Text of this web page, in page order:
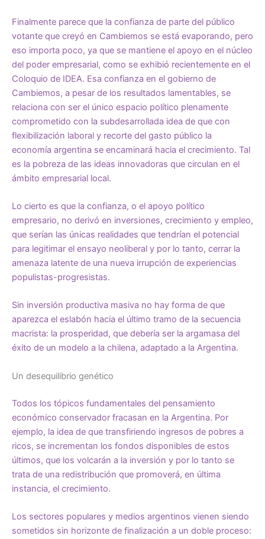
Finalmente parece que la confianza de parte del público
votante que creyó en Cambiemos se está evaporando, pero
eso importa poco, ya que se mantiene el apoyo en el núcleo
del poder empresarial, como se exhibió recientemente en el
Coloquio de IDEA. Esa confianza en el gobierno de
Cambiemos, a pesar de los resultados lamentables, se
relaciona con ser el único espacio político plenamente
comprometido con la subdesarrollada idea de que con
flexibilización laboral y recorte del gasto público la
economía argentina se encaminará hacia el crecimiento. Tal
es la pobreza de las ideas innovadoras que circulan en el
ámbito empresarial local.
Lo cierto es que la confianza, o el apoyo político
empresario, no derivó en inversiones, crecimiento y empleo,
que serían las únicas realidades que tendrían el potencial
para legitimar el ensayo neoliberal y por lo tanto, cerrar la
amenaza latente de una nueva irrupción de experiencias
populistas-progresistas.
Sin inversión productiva masiva no hay forma de que
aparezca el eslabón hacia el último tramo de la secuencia
macrista: la prosperidad, que debería ser la argamasa del
éxito de un modelo a la chilena, adaptado a la Argentina.
Un desequilibrio genético
Todos los tópicos fundamentales del pensamiento
económico conservador fracasan en la Argentina. Por
ejemplo, la idea de que transfiriendo ingresos de pobres a
ricos, se incrementan los fondos disponibles de estos
últimos, que los volcarán a la inversión y por lo tanto se
trata de una redistribución que promoverá, en última
instancia, el crecimiento.
Los sectores populares y medios argentinos vienen siendo
sometidos sin horizonte de finalización a un doble proceso: